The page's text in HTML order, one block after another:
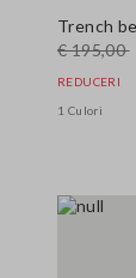
Trench
€ 195,00
REDUCERI
1 Culori